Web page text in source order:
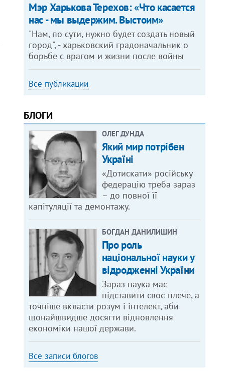
Мэр Харькова Терехов: «Что касается
нас - мы выдержим. Выстоим»
"Нам, по сути, нужно будет создать новый
город", - харьковский градоначальник о
борьбе с врагом и жизни после войны
Все публикации
БЛОГИ
ОЛЕГ ДУНДА
Який мир потрібен
Україні
«Дотискати» російську
федерацію треба зараз
– до повної її
капітуляції та демонтажу.
БОГДАН ДАНИЛИШИН
Про роль
національної науки у
відродженні України
Зараз наука має
підставити своє плече, а
точніше вкласти розум і інтелект, аби
щонайшвидше досягти відновлення
економіки нашої держави.
Все записи блогов